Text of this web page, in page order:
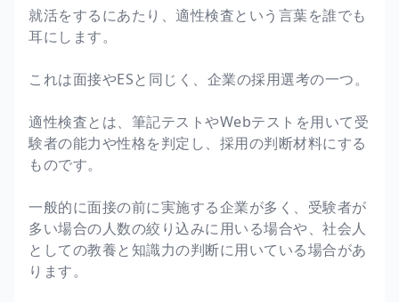
就活をするにあたり、適性検査という言葉を誰でも
耳にします。
これは面接やESと同じく、企業の採用選考の一つ。
適性検査とは、筆記テストやWebテストを用いて受
験者の能力や性格を判定し、採用の判断材料にする
ものです。
一般的に面接の前に実施する企業が多く、受験者が
多い場合の人数の絞り込みに用いる場合や、社会人
としての教養と知識力の判断に用いている場合があ
ります。